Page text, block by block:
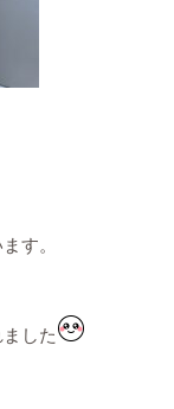
す。
した